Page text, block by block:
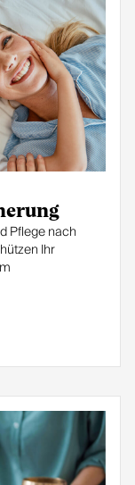
Pflege nach
Ihr